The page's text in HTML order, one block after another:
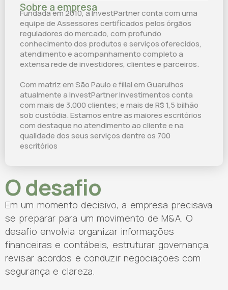
Sobre a empresa
Fundada em 2010, a InvestPartner conta com uma
equipe de Assessores certificados pelos órgãos
reguladores do mercado, com profundo
conhecimento dos produtos e serviços oferecidos,
atendimento e acompanhamento completo a
extensa rede de investidores, clientes e parceiros.
Com matriz em São Paulo e filial em Guarulhos
atualmente a InvestPartner Investimentos conta
com mais de 3.000 clientes; e mais de R$ 1,5 bilhão
sob custódia. Estamos entre as maiores escritórios
com destaque no atendimento ao cliente e na
qualidade dos seus serviços dentre os 700
escritórios
O desafio
Em um momento decisivo, a empresa precisava
se preparar para um movimento de M&A. O
desafio envolvia organizar informações
financeiras e contábeis, estruturar governança,
revisar acordos e conduzir negociações com
segurança e clareza.